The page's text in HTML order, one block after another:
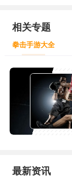
相关专题
拳击手游大全
最新资讯